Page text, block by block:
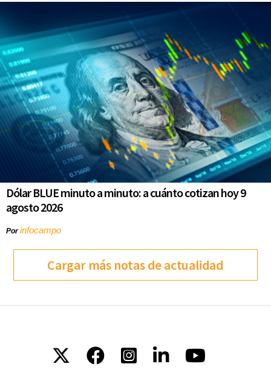
Dólar BLUE minuto a minuto: a cuánto cotizan hoy 9
agosto 2026
Porinfocampo
Cargar más notas de actualidad